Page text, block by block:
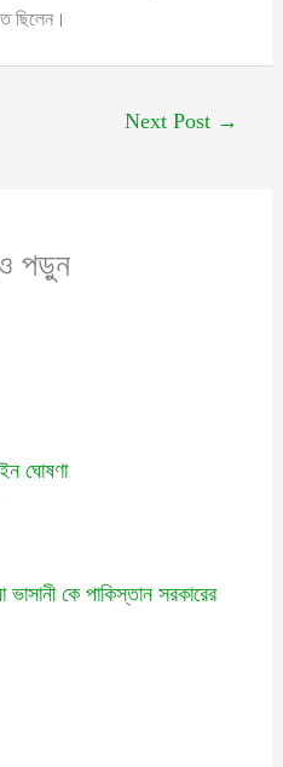
ছিলেন।
Next Post →
পড়ুন
ঘোষণা
কে পাকিস্তান সরকারের